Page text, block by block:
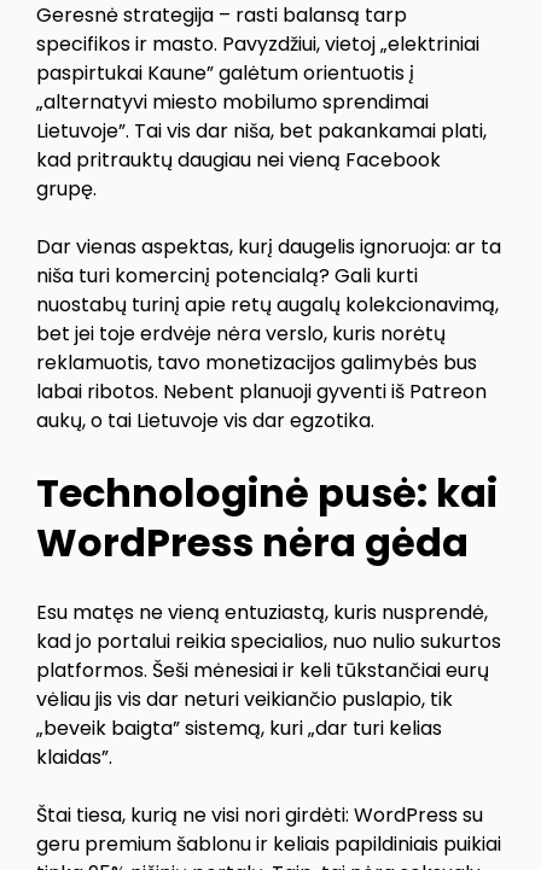
Geresnė strategija – rasti balansą tarp
specifikos ir masto. Pavyzdžiui, vietoj „elektriniai
paspirtukai Kaune” galėtum orientuotis į
„alternatyvi miesto mobilumo sprendimai
Lietuvoje”. Tai vis dar niša, bet pakankamai plati,
kad pritrauktų daugiau nei vieną Facebook
grupę.
Dar vienas aspektas, kurį daugelis ignoruoja: ar ta
niša turi komercinį potencialą? Gali kurti
nuostabų turinį apie retų augalų kolekcionavimą,
bet jei toje erdvėje nėra verslo, kuris norėtų
reklamuotis, tavo monetizacijos galimybės bus
labai ribotos. Nebent planuoji gyventi iš Patreon
aukų, o tai Lietuvoje vis dar egzotika.
Technologinė pusė: kai
WordPress nėra gėda
Esu matęs ne vieną entuziastą, kuris nusprendė,
kad jo portalui reikia specialios, nuo nulio sukurtos
platformos. Šeši mėnesiai ir keli tūkstančiai eurų
vėliau jis vis dar neturi veikiančio puslapio, tik
„beveik baigta” sistemą, kuri „dar turi kelias
klaidas”.
Štai tiesa, kurią ne visi nori girdėti: WordPress su
geru premium šablonu ir keliais papildiniais puikiai